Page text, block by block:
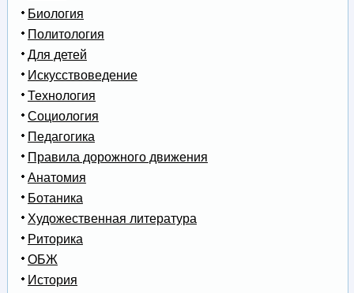
Биология
Политология
Для детей
Искусствоведение
Технология
Социология
Педагогика
Правила дорожного движения
Анатомия
Ботаника
Художественная литература
Риторика
ОБЖ
История